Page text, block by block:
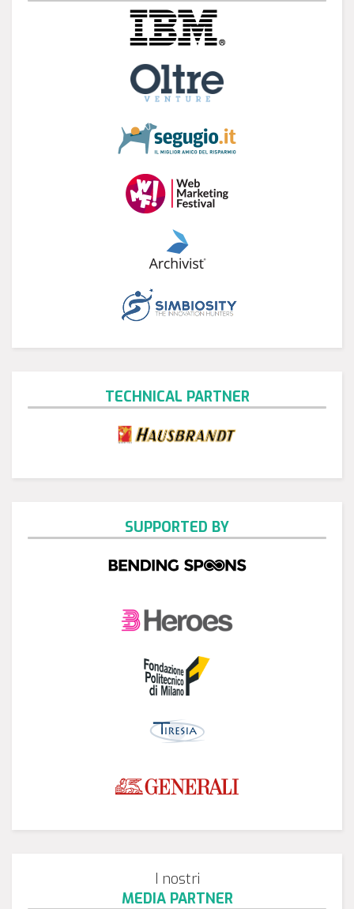
TECHNICAL PARTNER
SUPPORTED BY
I nostri
MEDIA PARTNER